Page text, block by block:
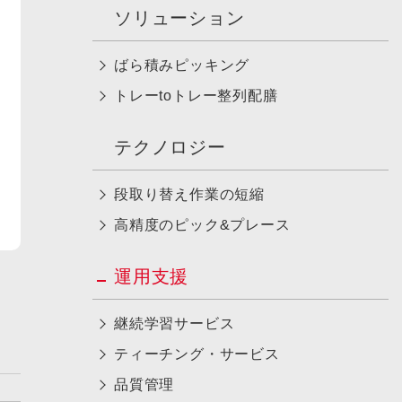
ソリューション
ばら積みピッキング
トレーtoトレー整列配膳
テクノロジー
段取り替え作業の短縮
高精度のピック&プレース
運用支援
継続学習サービス
ティーチング・サービス
品質管理